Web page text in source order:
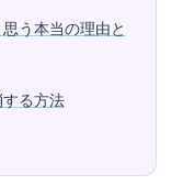
う本当の理由と
る方法